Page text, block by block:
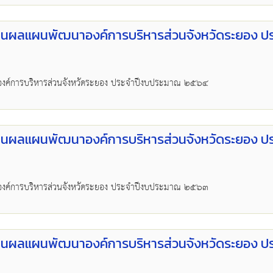
ผลแผนพัฒนาองค์การบริหารส่วนจังหวัดระยอง ป
ค์การบริหารส่วนจังหวัดระยอง ประจำปีงบประมาณ ๒๕๖๔
ผลแผนพัฒนาองค์การบริหารส่วนจังหวัดระยอง ป
ค์การบริหารส่วนจังหวัดระยอง ประจำปีงบประมาณ ๒๕๖๓
ผลแผนพัฒนาองค์การบริหารส่วนจังหวัดระยอง ป